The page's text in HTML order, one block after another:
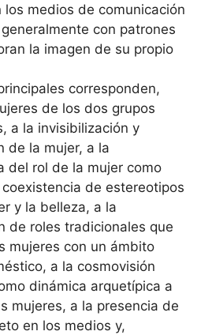
los medios de comunicación
con patrones
la imagen de su propio
corresponden,
de los dos grupos
a la invisibilización y
de la mujer, a la
del rol de la mujer como
de estereotipos
y la belleza, a la
de roles tradicionales que
mujeres con un ámbito
a la cosmovisión
dinámica arquetípica a
mujeres, a la presencia de
en los medios y,